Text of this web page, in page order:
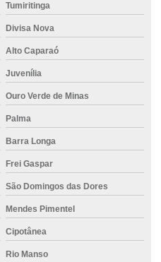
Tumiritinga
Divisa Nova
Alto Caparaó
Juvenília
Ouro Verde de Minas
Palma
Barra Longa
Frei Gaspar
São Domingos das Dores
Mendes Pimentel
Cipotânea
Rio Manso